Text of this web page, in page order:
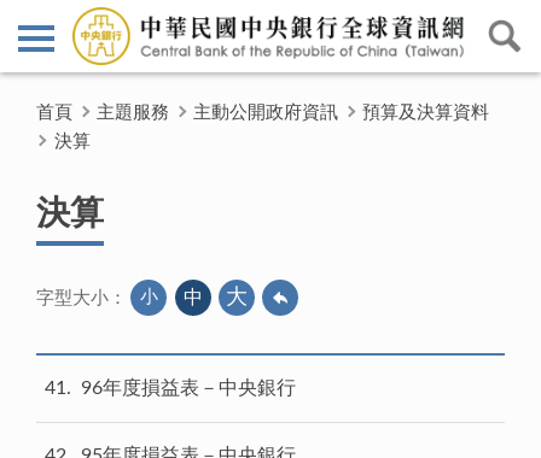
首頁 主題服務 主動公開政府資訊
預算及決算資料
決算
決算
字型大小： 小 中 大
41 96年度損益表－中央銀行